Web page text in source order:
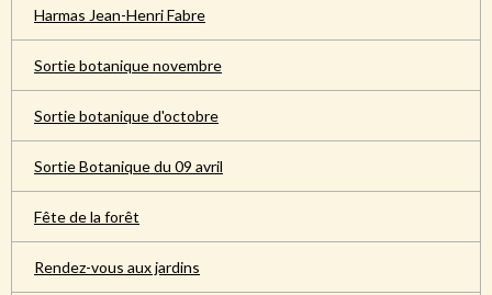
Harmas Jean-Henri Fabre
Sortie botanique novembre
Sortie botanique d'octobre
Sortie Botanique du 09 avril
Fête de la forêt
Rendez-vous aux jardins